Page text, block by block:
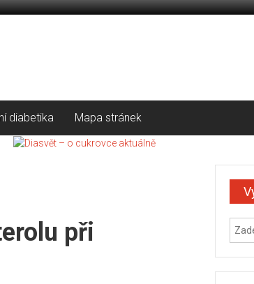
diabetika Mapa stránek
při